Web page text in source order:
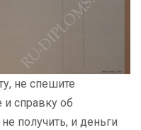
не спешите
справку об
получить, и деньги